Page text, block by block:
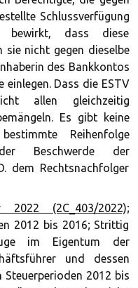
Schlussverfügung
bewirkt, dass diese
nicht gegen dieselbe
des Bankkontos
Dass die ESTV
allen gleichzeitig
Es gibt keine
Reihenfolge
Beschwerde der
dem Rechtsnachfolger
(2C_403/2022);
2012 bis 2016; Strittig
im Eigentum der
und dessen
2012 bis